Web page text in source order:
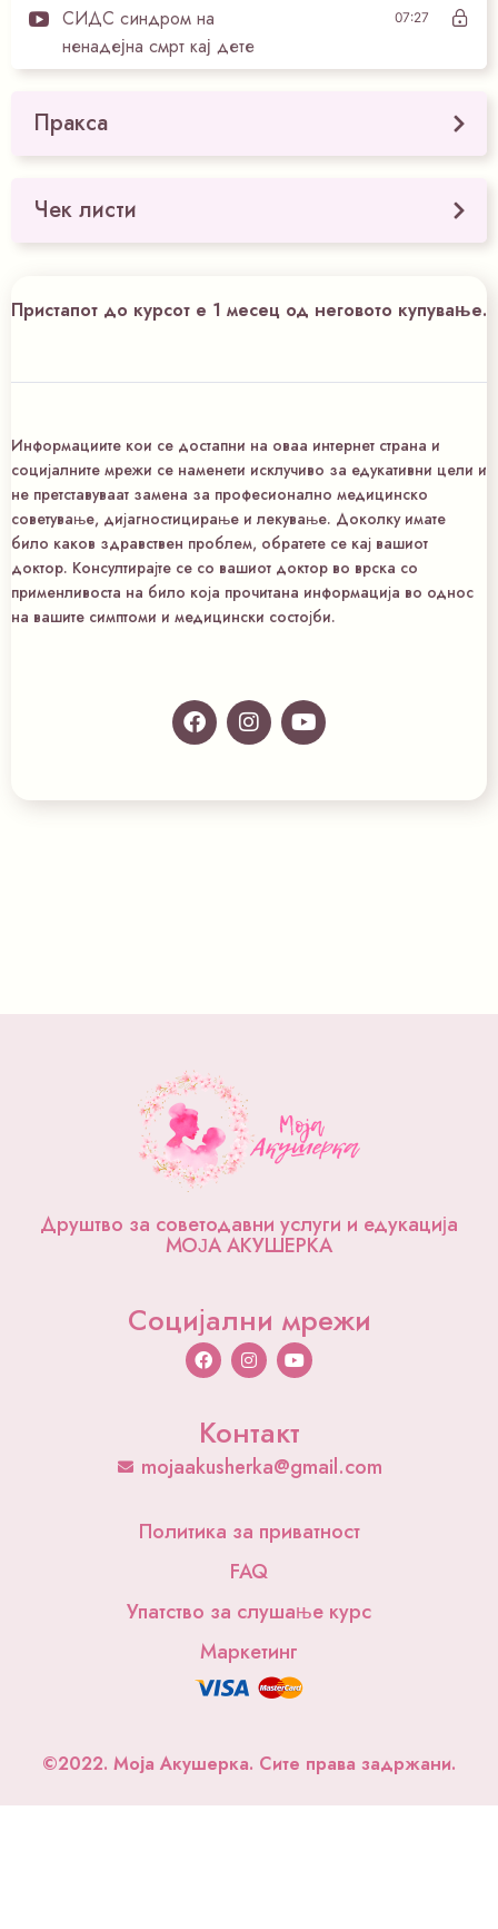
СИДС синдром на
ненадејна смрт кај дете
07:27
Пракса
Чек листи
Пристапот до курсот е 1 месец од неговото купување.
Информациите кои се достапни на оваа интернет страна и
социјалните мрежи се наменети исклучиво за едукативни цели и
не претставуваат замена за професионално медицинско
советување, дијагностицирање и лекување. Доколку имате
било каков здравствен проблем, обратете се кај вашиот
доктор. Консултирајте се со вашиот доктор во врска со
применливоста на било која прочитана информација во однос
на вашите симптоми и медицински состојби.
a
c
o
n
s
g
o
u
b
Друштво за советодавни услуги и едукација
МОЈА АКУШЕРКА
Социјални мрежи
F
a
b
o
k
I
n
g
r
a
Y
o
b
Контакт
mojaakusherka@gmail.com
Политика за приватност
FAQ
Упатство за слушање курс
Маркетинг
©2022. Моја Акушерка. Сите права задржани.